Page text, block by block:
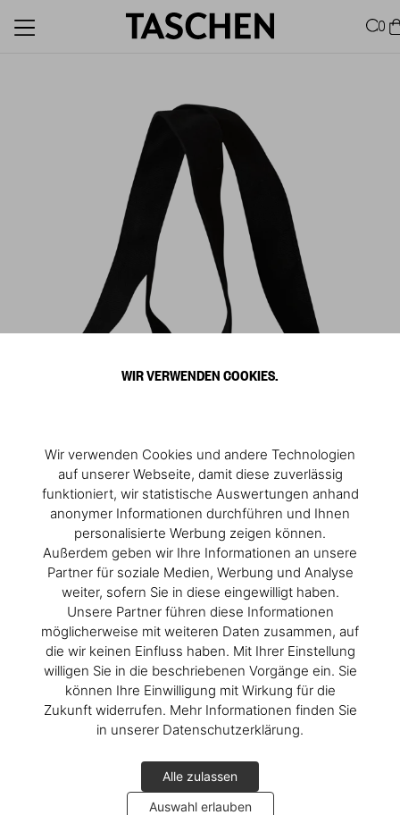
WIR VERWENDEN COOKIES.
Wir verwenden Cookies und andere Technologien
auf unserer Webseite, damit diese zuverlässig
funktioniert, wir statistische Auswertungen anhand
anonymer Informationen durchführen und Ihnen
personalisierte Werbung zeigen können.
Außerdem geben wir Ihre Informationen an unsere
Partner für soziale Medien, Werbung und Analyse
weiter, sofern Sie in diese eingewilligt haben.
Unsere Partner führen diese Informationen
möglicherweise mit weiteren Daten zusammen, auf
die wir keinen Einfluss haben. Mit Ihrer Einstellung
willigen Sie in die beschriebenen Vorgänge ein. Sie
können Ihre Einwilligung mit Wirkung für die
Zukunft widerrufen. Mehr Informationen finden Sie
in unserer Datenschutzerklärung.
Alle zulassen
Auswahl erlauben
0